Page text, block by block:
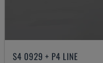
S4 0929 + P4 LINE